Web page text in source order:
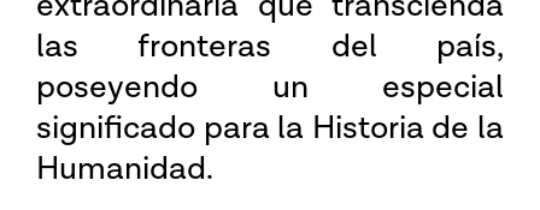
las fronteras del país,
poseyendo un especial
significado para la Historia de la
Humanidad.